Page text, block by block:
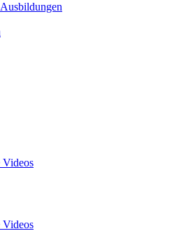
Videos
Videos